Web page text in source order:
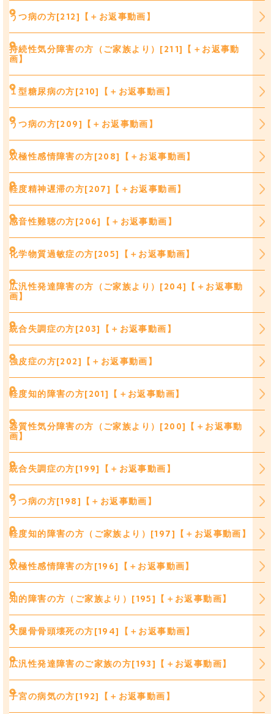
うつ病の方[212]【＋お返事動画】
持続性気分障害の方（ご家族より）[211]【＋お返事動
画】
１型糖尿病の方[210]【＋お返事動画】
うつ病の方[209]【＋お返事動画】
双極性感情障害の方[208]【＋お返事動画】
軽度精神遅滞の方[207]【＋お返事動画】
感音性難聴の方[206]【＋お返事動画】
化学物質過敏症の方[205]【＋お返事動画】
広汎性発達障害の方（ご家族より）[204]【＋お返事動
画】
統合失調症の方[203]【＋お返事動画】
強皮症の方[202]【＋お返事動画】
軽度知的障害の方[201]【＋お返事動画】
器質性気分障害の方（ご家族より）[200]【＋お返事動
画】
統合失調症の方[199]【＋お返事動画】
うつ病の方[198]【＋お返事動画】
軽度知的障害の方（ご家族より）[197]【＋お返事動画】
双極性感情障害の方[196]【＋お返事動画】
知的障害の方（ご家族より）[195]【＋お返事動画】
大腿骨骨頭壊死の方[194]【＋お返事動画】
広汎性発達障害のご家族の方[193]【＋お返事動画】
子宮の病気の方[192]【＋お返事動画】